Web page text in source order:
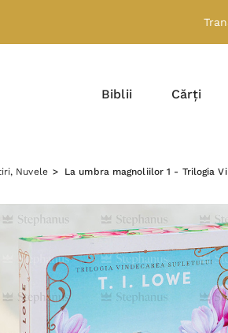
Biblii Cărți
Nuvele La umbra magnoliilor 1 - Trilogia